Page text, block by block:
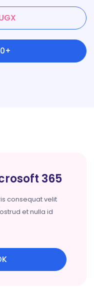
+220 203 1264
365
consequat velit
et nulla id